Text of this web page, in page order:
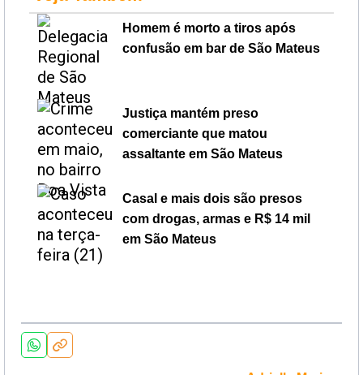
Homem é morto a tiros após
confusão em bar de São Mateus
Justiça mantém preso
comerciante que matou
assaltante em São Mateus
Casal e mais dois são presos
com drogas, armas e R$ 14 mil
em São Mateus